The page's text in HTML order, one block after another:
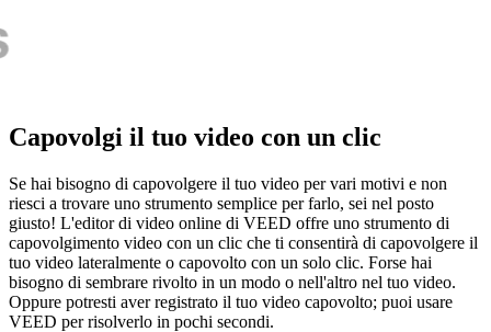
Capovolgi il tuo video con un clic
Se hai bisogno di capovolgere il tuo video per vari motivi e non
riesci a trovare uno strumento semplice per farlo, sei nel posto
giusto! L'editor di video online di VEED offre uno strumento di
capovolgimento video con un clic che ti consentirà di capovolgere il
tuo video lateralmente o capovolto con un solo clic. Forse hai
bisogno di sembrare rivolto in un modo o nell'altro nel tuo video.
Oppure potresti aver registrato il tuo video capovolto; puoi usare
VEED per risolverlo in pochi secondi.